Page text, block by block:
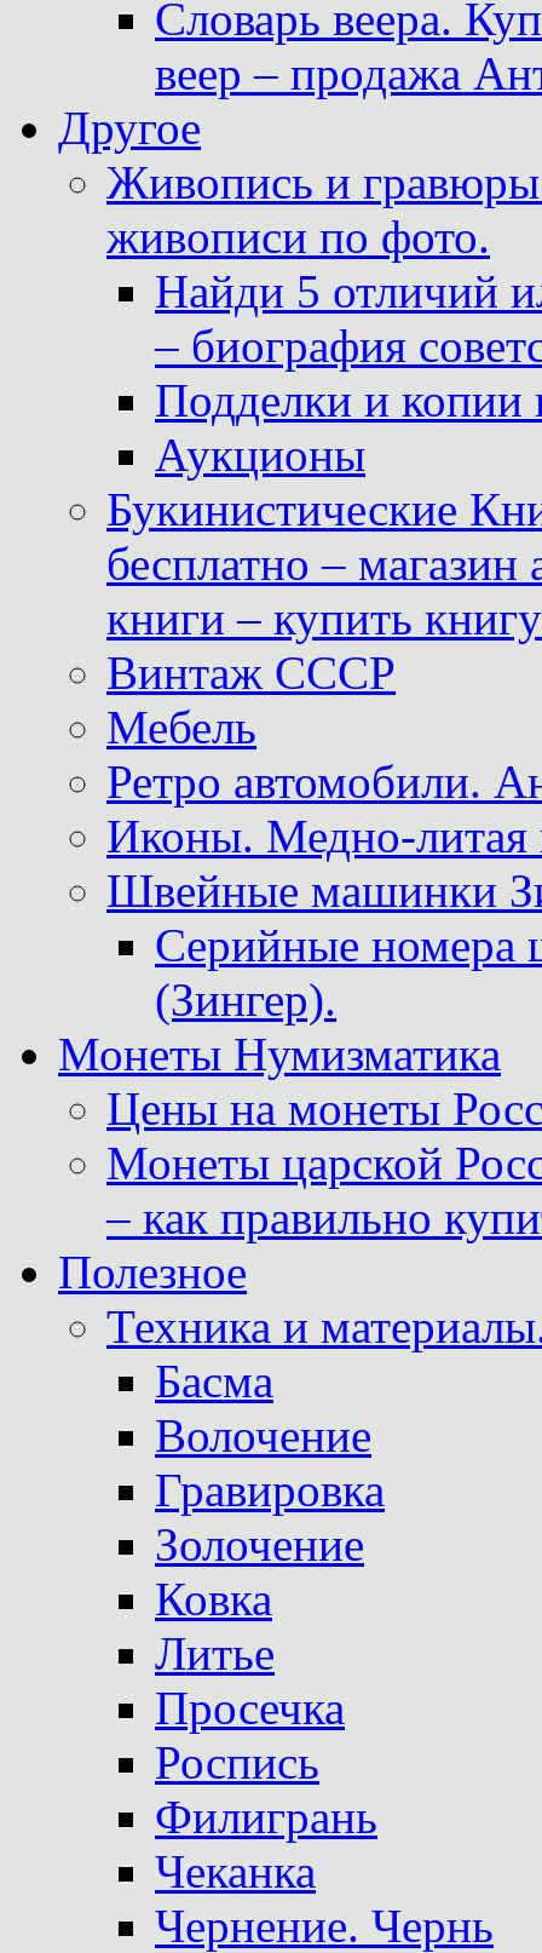
Словарь веера.
веер – продажа
Другое
Живопись и
живописи по фото.
Найди 5 отличий
– биография
Подделки и копии
Аукционы
Букинистические
бесплатно –
книги – купить
Винтаж СССР
Мебель
Ретро автомобили.
Иконы. Медно-литая
Швейные машинки
Серийные
(Зингер).
Монеты Нумизматика
Цены на монеты
Монеты царской
– как правильно
Полезное
Техника и
Басма
Волочение
Гравировка
Золочение
Ковка
Литье
Просечка
Роспись
Филигрань
Чеканка
Чернение. Чернь